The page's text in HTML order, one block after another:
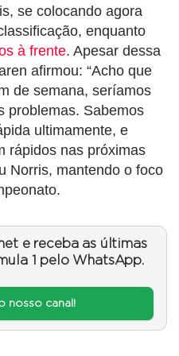
se colocando agora
enquanto
à frente. Apesar dessa
afirmou: “Acho que
de semana, seríamos
problemas. Sabemos
ultimamente, e
rápidos nas próximas
Norris, mantendo o foco
e receba as últimas
1 pelo WhatsApp.
nosso canal!